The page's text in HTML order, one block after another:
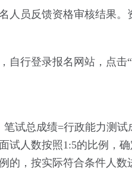
人员反馈资格审核结果
行登录报名网站，点击
试总成绩=行政能力测
人数按照1:5的比例，
的，按实际符合条件人数